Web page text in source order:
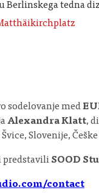
Berlinskega tedna
sodelovanje med
Alexandra Klatt,
Slovenije,
predstavili SOOD
contact